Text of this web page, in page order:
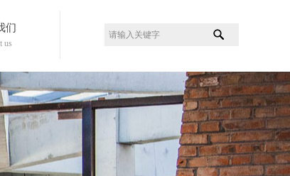
们
us